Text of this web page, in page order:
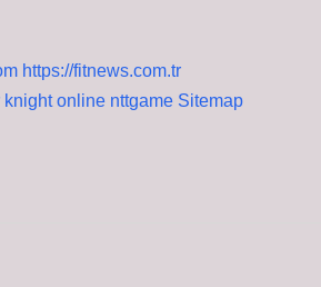
https://fitnews.com.tr
knight online nttgame Sitemap